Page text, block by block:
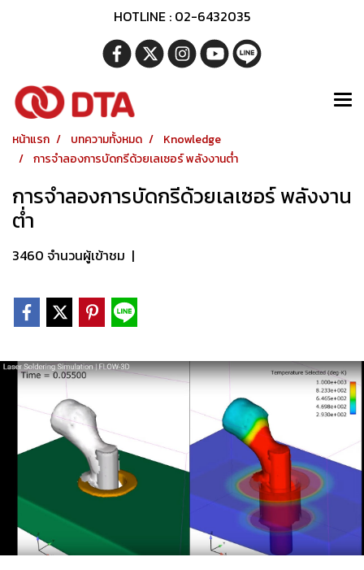
HOTLINE : 02-6432035
หน้าแรก บทความทั้งหมด
Knowledge
การจำลองการบัดกรีด้วยเลเซอร์ พลังงานต่ำ
การจำลองการบัดกรีด้วยเลเซอร์ พลังงาน
ต่ำ
3460 จำนวนผู้เข้าชม |